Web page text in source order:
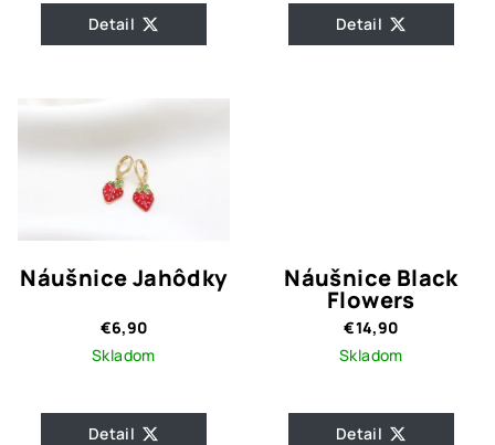
Detail Detail
Náušnice Jahôdky
€6,90
Skladom
Detail
Náušnice Black
Flowers
€14,90
Skladom
Detail